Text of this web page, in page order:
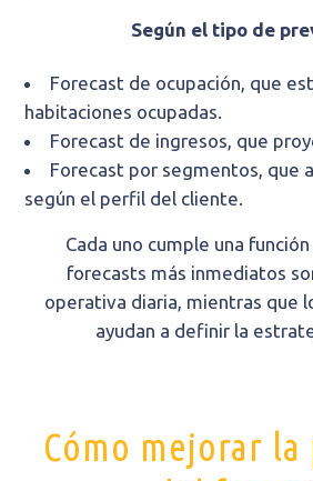
Según el tipo de
Forecast de ocupación, que
habitaciones ocupadas.
Forecast de ingresos, que
Forecast por segmentos, que
según el perfil del cliente.
Cada uno cumple una
forecasts más inmediatos
operativa diaria, mientras que
ayudan a definir la
Cómo mejorar la